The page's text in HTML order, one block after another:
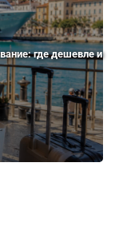
где дешевле и